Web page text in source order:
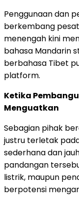
Penggunaan dan
berkembang
menengah kini
bahasa Mandarin
berbahasa Tibet
platform.
Ketika
Menguatkan
Sebagian pihak
justru terletak
sederhana dan
pandangan
listrik, maupun
berpotensi